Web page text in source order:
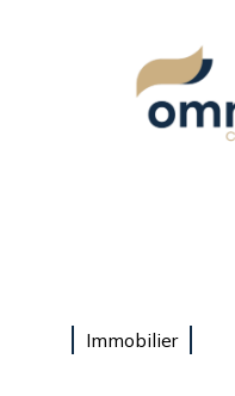
Immobilier